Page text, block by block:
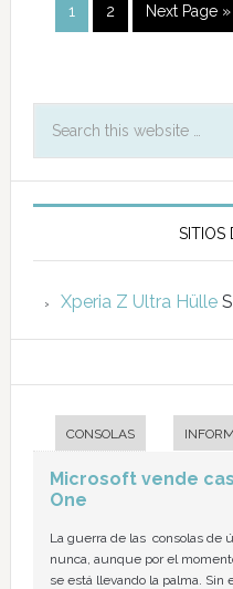
1 2 Next Page »
SITIOS
Xperia Z Ultra Hülle
CONSOLAS
Microsoft vende
One
La guerra de las consolas de
nunca, aunque por el
se está llevando la palma. Sin